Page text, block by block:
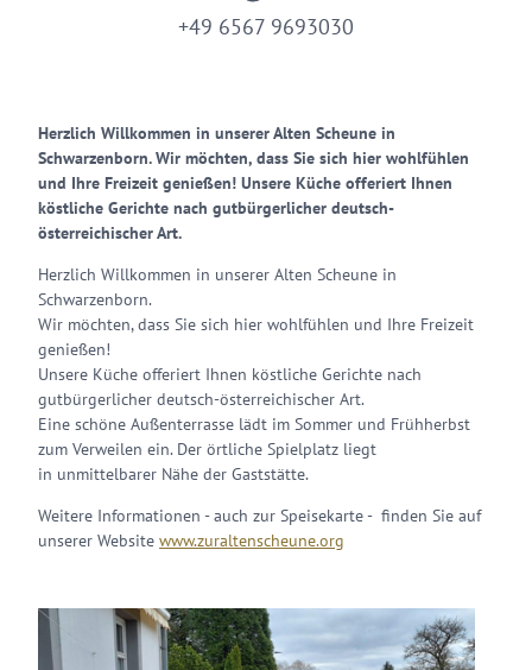
+49 6567 9693030
Herzlich Willkommen in unserer Alten Scheune in
Schwarzenborn. Wir möchten, dass Sie sich hier wohlfühlen
und Ihre Freizeit genießen! Unsere Küche offeriert Ihnen
köstliche Gerichte nach gutbürgerlicher deutsch-
österreichischer Art.
Herzlich Willkommen in unserer Alten Scheune in
Schwarzenborn.
Wir möchten, dass Sie sich hier wohlfühlen und Ihre Freizeit
genießen!
Unsere Küche offeriert Ihnen köstliche Gerichte nach
gutbürgerlicher deutsch-österreichischer Art.
Eine schöne Außenterrasse lädt im Sommer und Frühherbst
zum Verweilen ein. Der örtliche Spielplatz liegt
in unmittelbarer Nähe der Gaststätte.
Weitere Informationen - auch zur Speisekarte - finden Sie auf
unserer Website www.zuraltenscheune.org